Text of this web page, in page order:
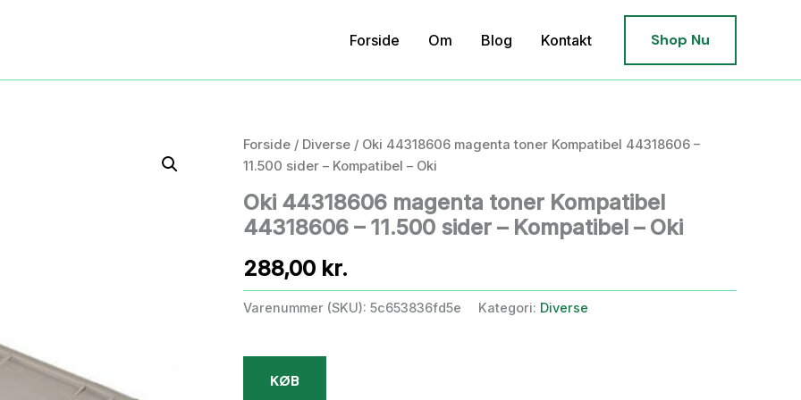
Forside Om Blog Kontakt Shop Nu
Forside / Diverse / Oki 44318606 magenta toner Kompatibel 44318606 –
11.500 sider – Kompatibel – Oki
Oki 44318606 magenta toner Kompatibel
44318606 – 11.500 sider – Kompatibel – Oki
288,00 kr.
Varenummer (SKU): 5c653836fd5e Kategori: Diverse
KØB